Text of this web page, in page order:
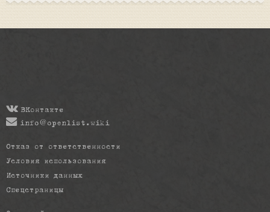
ВКонтакте
info@openlist.wiki
Отказ от ответственности
Условия использования
Источники данных
Спецстраницы